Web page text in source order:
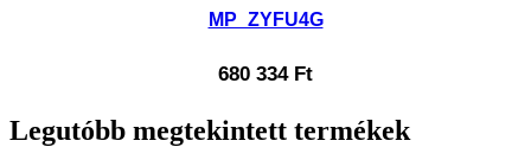
MP_ZYFU4G
680 334 Ft
Legutóbb megtekintett termékek